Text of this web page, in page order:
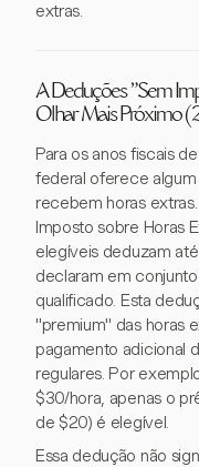
extras.
A Deduções "Sem
Olhar Mais Próximo
Para os anos fiscais
federal oferece algum
recebem horas
Imposto sobre Horas
elegíveis deduzam
declaram em
qualificado. Esta
"premium" das horas
pagamento adicional
regulares. Por
$30/hora, apenas o
de $20) é elegível.
Essa dedução não